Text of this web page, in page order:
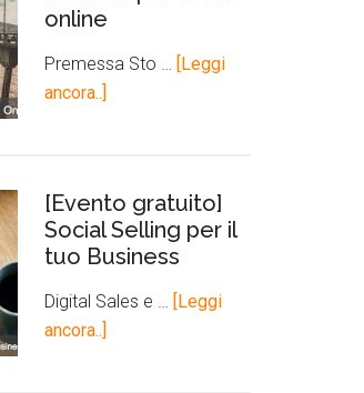
online
Premessa Sto …
[Leggi
ancora..]
[Evento gratuito]
Social Selling per il
tuo Business
Digital Sales e …
[Leggi
ancora..]